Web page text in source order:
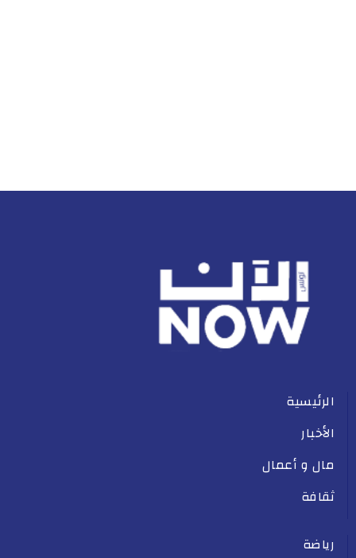
الرئيسية
الأخبار
مال و أعمال
ثقافة
رياضة